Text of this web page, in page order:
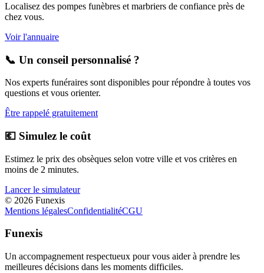
Localisez des pompes funèbres et marbriers de confiance près de
chez vous.
Voir l'annuaire
📞 Un conseil personnalisé ?
Nos experts funéraires sont disponibles pour répondre à toutes vos
questions et vous orienter.
Être rappelé gratuitement
💶 Simulez le coût
Estimez le prix des obsèques selon votre ville et vos critères en
moins de 2 minutes.
Lancer le simulateur
© 2026 Funexis
Mentions légalesConfidentialitéCGU
Funexis
Un accompagnement respectueux pour vous aider à prendre les
meilleures décisions dans les moments difficiles.